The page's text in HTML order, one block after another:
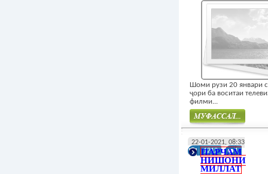
Шоми рузи 20 январи
ҷори ба воситаи
филми...
22-01-2021, 08:33
1212
1
ПАРЧАМ
НИШОНИ
МИЛЛАТ